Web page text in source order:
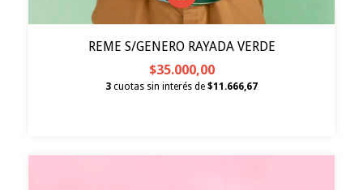
REME S/GENERO RAYADA VERDE
$35.000,00
3 cuotas sin interés de $11.666,67